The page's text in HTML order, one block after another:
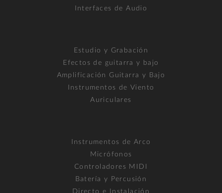
Interfaces de Audio
Estudio y Grabación
Efectos de guitarra y bajo
Amplificación Guitarra y Bajo
Instrumentos de Viento
Auriculares
Instrumentos de Arco
Micrófonos
Controladores MIDI
Batería y Percusión
Directo e Instalación